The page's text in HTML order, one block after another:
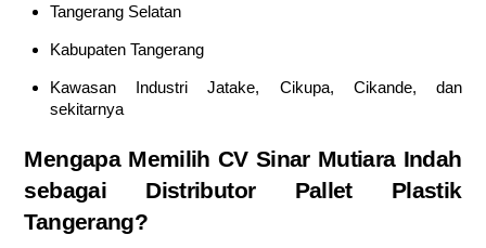
Tangerang Selatan
Kabupaten Tangerang
Kawasan Industri Jatake, Cikupa, Cikande, dan
sekitarnya
Mengapa Memilih CV Sinar Mutiara Indah
sebagai Distributor Pallet Plastik
Tangerang?